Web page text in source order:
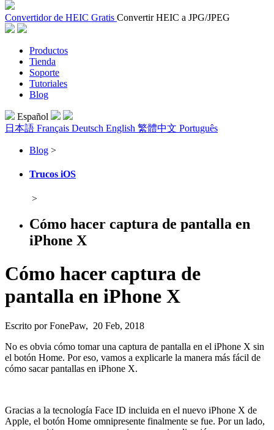
Convertidor de HEIC Gratis Convertir HEIC a JPG/JPEG
Productos
Tienda
Soporte
Tutoriales
Blog
Español
日本語 Français Deutsch English 繁體中文 Português
Blog >
Trucos iOS
>
Cómo hacer captura de pantalla en
iPhone X
Cómo hacer captura de
pantalla en iPhone X
Escrito por FonePaw, 20 Feb, 2018
No es obvia cómo tomar una captura de pantalla en el iPhone X sin
el botón Home. Por eso, vamos a explicarle la manera más fácil de
cómo sacar pantallas en iPhone X.
Gracias a la tecnología Face ID incluida en el nuevo iPhone X de
Apple, el botón Home omnipresente finalmente se fue. Por un lado,